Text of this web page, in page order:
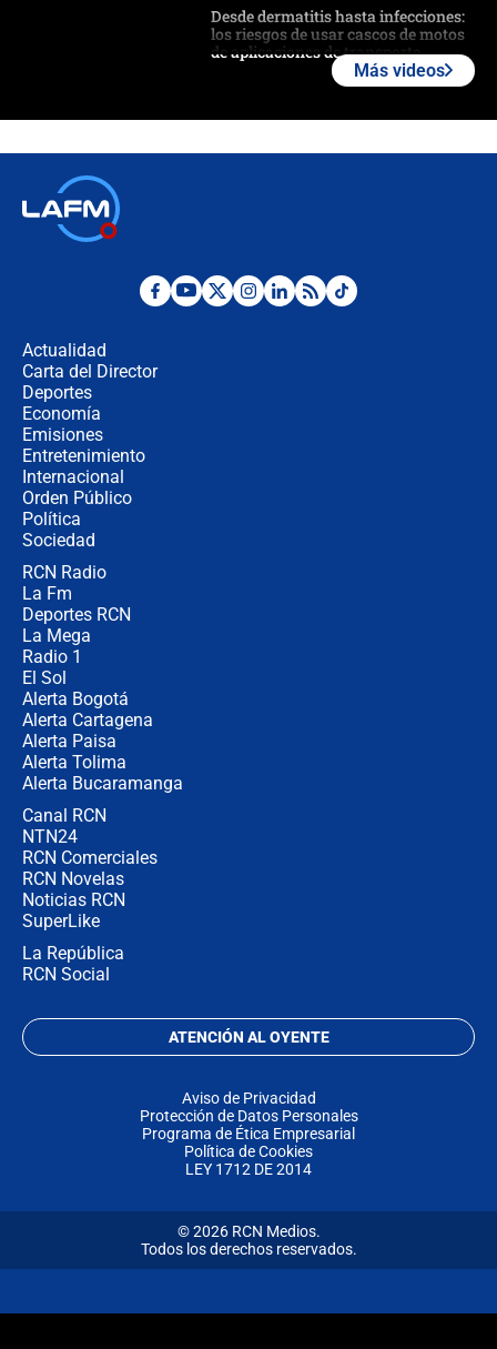
Desde dermatitis hasta infecciones:
los riesgos de usar cascos de motos
de aplicaciones de transporte
celular? Requisitos, pasos y
Posesión de Abelardo De La Espriella
Más videos
Actualidad
Carta del Director
Deportes
Economía
Emisiones
Entretenimiento
Internacional
Orden Público
Política
Sociedad
RCN Radio
La Fm
Deportes RCN
La Mega
Radio 1
El Sol
Alerta Bogotá
Alerta Cartagena
Alerta Paisa
Alerta Tolima
Alerta Bucaramanga
Canal RCN
NTN24
RCN Comerciales
RCN Novelas
Noticias RCN
SuperLike
La República
RCN Social
ATENCIÓN AL OYENTE
Aviso de Privacidad
Protección de Datos Personales
Programa de Ética Empresarial
Política de Cookies
LEY 1712 DE 2014
© 2026 RCN Medios.
Todos los derechos reservados.